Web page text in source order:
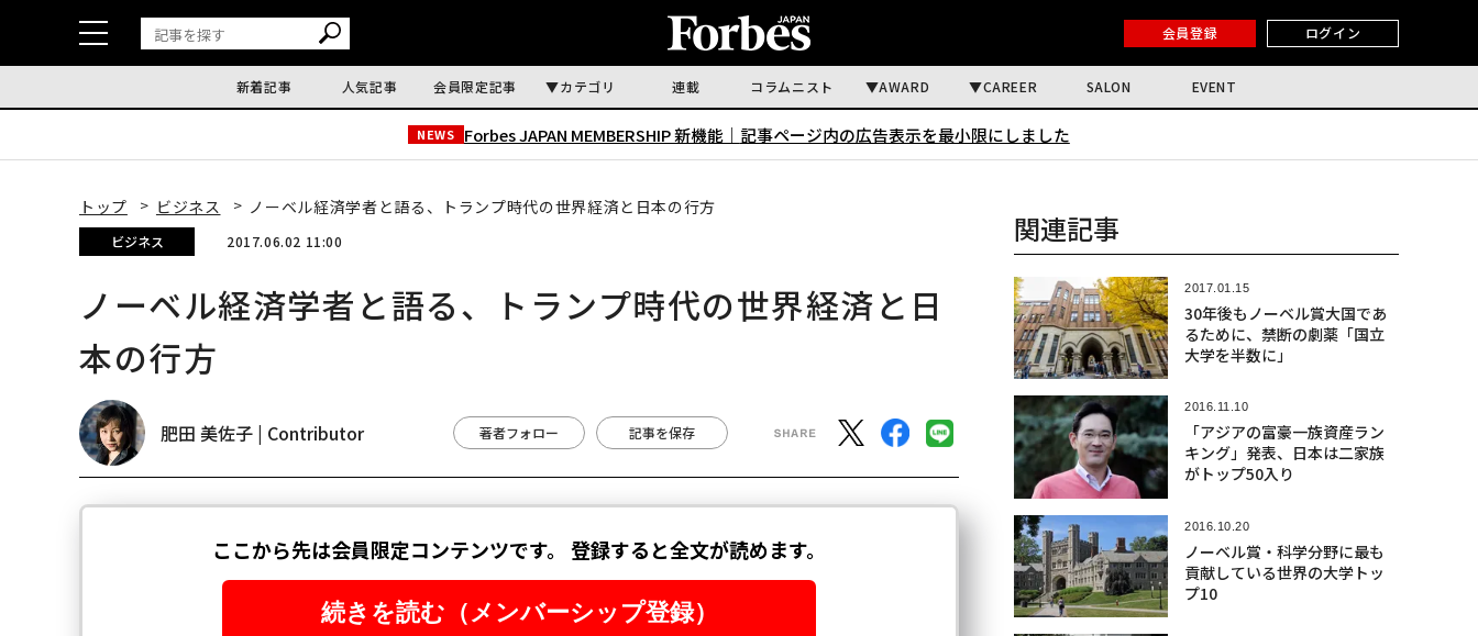
会員登録 ログイン
新着記事 人気記事 会員限定記事 カテゴリ 連載 コラムニスト AWARD CAREER SALON EVENT
NEWS Forbes JAPAN MEMBERSHIP 新機能｜ 記事ページ内の広告表示を最小限にしました
トップ ビジネス ノーベル経済学者と語る、トランプ時代の世界経済と日本の行方
ビジネス 2017.06.02 11:00
ノーベル経済学者と語る、トランプ時代の世界経済と日
本の行方
肥田 美佐子 | Contributor 著者フォロー 記事を保存
関連記事
2017.01.15
30年後もノーベル賞大国であ
るために、禁断の劇薬「国立
大学を半数に」
2016.11.10
「アジアの富豪一族資産ラン
キング」発表、日本は二家族
がトップ50入り
2016.10.20
ノーベル賞・科学分野に最も
貢献している世界の大学トッ
プ10